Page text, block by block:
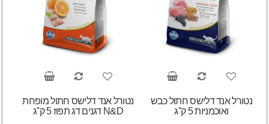
נטורל אנד דלישס חתול כבש
ואוכמניות 5 ק''ג
נטורל אנד דלישס חתול מופחת
דגנים דג תפוז 5 ק''ג N&D